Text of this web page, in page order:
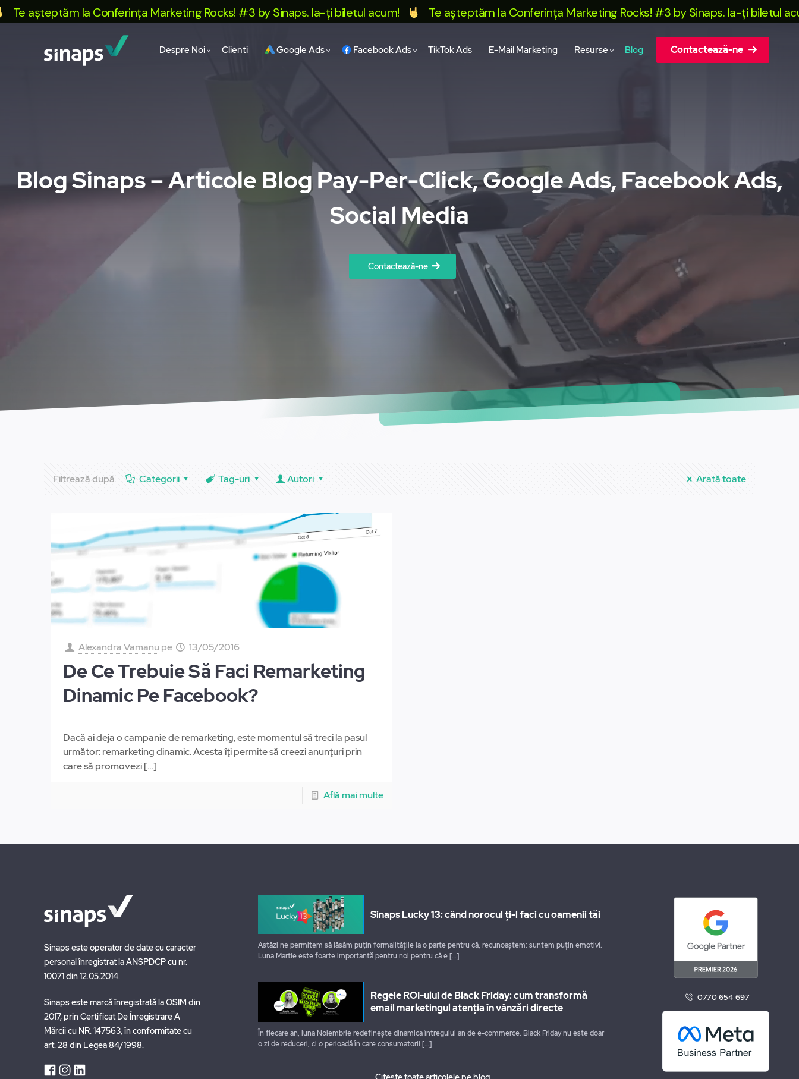
la Conferința Marketing Rocks! #3 by Sinaps. Ia-ți biletul acum! Te așteptăm la Conferința Marketing Rocks! #3 by Sinaps. Ia-ți biletul acum!
Despre Noi Clienti Google Ads Facebook Ads TikTok Ads E-Mail Marketing Resurse Blog Contactează-ne
Blog Sinaps – Articole Blog Pay-Per-Click, Google Ads, Facebook Ads,
Social Media
Contactează-ne
Filtrează după Categorii Tag-uri Autori Arată toate
Alexandra Vamanu pe 13/05/2016
De Ce Trebuie Să Faci Remarketing
Dinamic Pe Facebook?
Dacă ai deja o campanie de remarketing, este momentul să treci la pasul
următor: remarketing dinamic. Acesta îţi permite să creezi anunţuri prin
care să promovezi[…]
Află mai multe
Sinaps este operator de date cu caracter
personal înregistrat la ANSPDCP cu nr.
10071 din 12.05.2014.
Sinaps este marcă înregistrată la OSIM din
2017, prin Certificat De Înregistrare A
Mărcii cu NR. 147563, în conformitate cu
art. 28 din Legea 84/1998.
Sinaps Lucky 13: când norocul ți-l faci cu oamenii tăi
Astăzi ne permitem să lăsăm puțin formalitățile la o parte pentru că, recunoaștem: suntem puțin emotivi.
Luna Martie este foarte importantă pentru noi pentru că e[…]
Regele ROI-ului de Black Friday: cum transformă
email marketingul atenția în vânzări directe
În fiecare an, luna Noiembrie redefinește dinamica întregului an de e-commerce. Black Friday nu este doar
o zi de reduceri, ci o perioadă în care consumatorii […]
0770 654 697